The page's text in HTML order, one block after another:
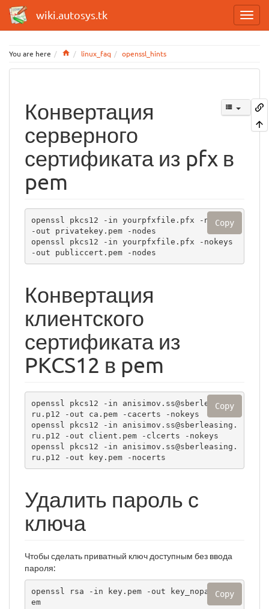
wiki.autosys.tk
You are here Homelinux_faq openssl_hints
Конвертация
серверного
сертификата из pfx в
pem
openssl pkcs12 -in yourpfxfile.pfx -nocerts
-out privatekey.pem -nodes
openssl pkcs12 -in yourpfxfile.pfx -nokeys
-out publiccert.pem -nodes
Copy
Конвертация
клиентского
сертификата из
PKCS12 в pem
openssl pkcs12 -in anisimov.ss@sberleasing.
ru.p12 -out ca.pem -cacerts -nokeys
openssl pkcs12 -in anisimov.ss@sberleasing.
ru.p12 -out client.pem -clcerts -nokeys
openssl pkcs12 -in anisimov.ss@sberleasing.
ru.p12 -out key.pem -nocerts
Copy
Удалить пароль с
ключа
Чтобы сделать приватный ключ доступным без ввода
пароля:
openssl rsa -in key.pem -out key_nopasswd.p
em
Copy